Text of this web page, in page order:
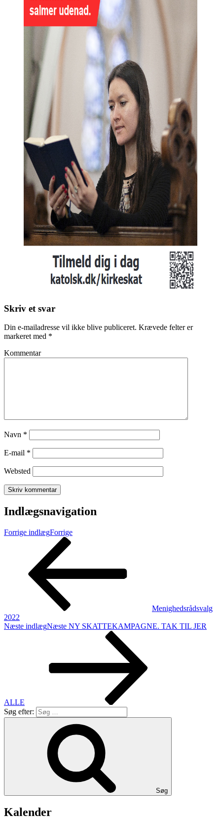
Skriv et svar
Din e-mailadresse vil ikke blive publiceret. Krævede felter er
markeret med *
Kommentar
Navn *
E-mail *
Websted
Indlægsnavigation
Forrige indlægForrige
Menighedsrådsvalg
2022
Næste indlægNæste NY SKATTEKAMPAGNE. TAK TIL JER
ALLE
Søg efter:
Søg
Kalender